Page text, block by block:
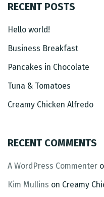
RECENT POSTS
Hello world!
Business Breakfast
Pancakes in Chocolate
Tuna & Tomatoes
Creamy Chicken Alfredo
RECENT COMMENTS
A WordPress Commenter
Kim Mullins on Creamy